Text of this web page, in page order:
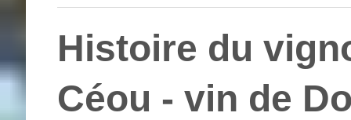
Histoire du
Céou - vin de